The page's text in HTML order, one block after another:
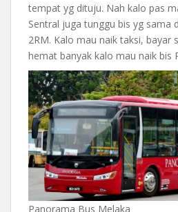
tempat yg dituju. Nah kalo pas
Sentral juga tunggu bis yg sama
2RM. Kalo mau naik taksi, bayar
hemat banyak kalo mau naik bis
Panorama Bus Melaka